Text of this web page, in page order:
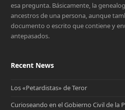
esa pregunta. Básicamente, la
ancestros de una persona, aunque
documento o escrito que contiene y
antepasados.
Recent News
Los «Petardistas» de Teror
Curioseando en el Gobierno Civil de la